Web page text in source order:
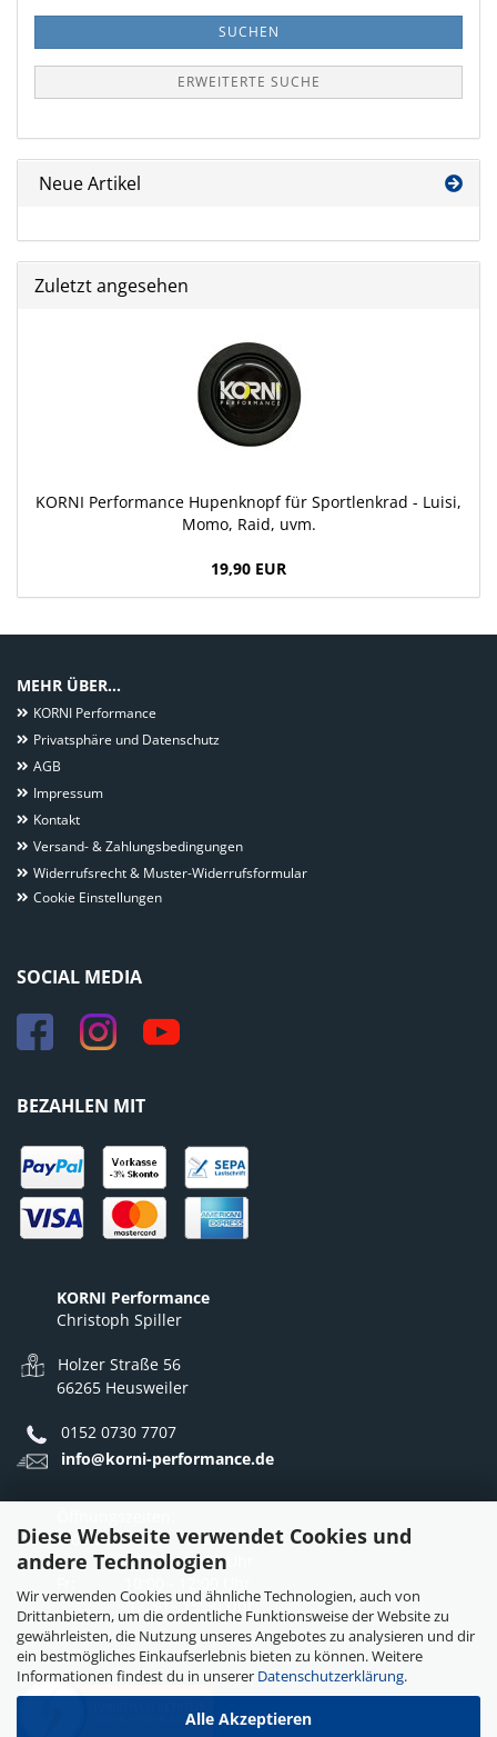
Diese Webseite verwendet Cookies und
andere Technologien
Wir verwenden Cookies und ähnliche Technologien, auch von
Drittanbietern, um die ordentliche Funktionsweise der Website zu
gewährleisten, die Nutzung unseres Angebotes zu analysieren und dir
ein bestmögliches Einkaufserlebnis bieten zu können. Weitere
Informationen findest du in unserer Datenschutzerklärung.
Alle Akzeptieren
SUCHEN
ERWEITERTE SUCHE
Neue Artikel
Zuletzt angesehen
KORNI Performance Hupenknopf für Sportlenkrad - Luisi,
Momo, Raid, uvm.
19,90 EUR
MEHR ÜBER...
KORNI Performance
Privatsphäre und Datenschutz
AGB
Impressum
Kontakt
Versand- & Zahlungsbedingungen
Widerrufsrecht & Muster-Widerrufsformular
Cookie Einstellungen
SOCIAL MEDIA
BEZAHLEN MIT
KORNI Performance
Christoph Spiller
Holzer Straße 56
66265 Heusweiler
0152 0730 7707
info@korni-performance.de
Mo - Do: 10:00 - 12:00 Uhr
12:30 - 16:30 Uhr
12:30 - 15:30 Uhr